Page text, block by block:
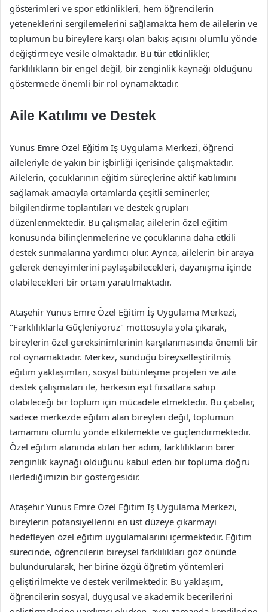
gösterimleri ve spor etkinlikleri, hem öğrencilerin
yeteneklerini sergilemelerini sağlamakta hem de ailelerin ve
toplumun bu bireylere karşı olan bakış açısını olumlu yönde
değiştirmeye vesile olmaktadır. Bu tür etkinlikler,
farklılıkların bir engel değil, bir zenginlik kaynağı olduğunu
göstermede önemli bir rol oynamaktadır.
Aile Katılımı ve Destek
Yunus Emre Özel Eğitim İş Uygulama Merkezi, öğrenci
aileleriyle de yakın bir işbirliği içerisinde çalışmaktadır.
Ailelerin, çocuklarının eğitim süreçlerine aktif katılımını
sağlamak amacıyla ortamlarda çeşitli seminerler,
bilgilendirme toplantıları ve destek grupları
düzenlenmektedir. Bu çalışmalar, ailelerin özel eğitim
konusunda bilinçlenmelerine ve çocuklarına daha etkili
destek sunmalarına yardımcı olur. Ayrıca, ailelerin bir araya
gelerek deneyimlerini paylaşabilecekleri, dayanışma içinde
olabilecekleri bir ortam yaratılmaktadır.
Ataşehir Yunus Emre Özel Eğitim İş Uygulama Merkezi,
"Farklılıklarla Güçleniyoruz" mottosuyla yola çıkarak,
bireylerin özel gereksinimlerinin karşılanmasında önemli bir
rol oynamaktadır. Merkez, sunduğu bireyselleştirilmiş
eğitim yaklaşımları, sosyal bütünleşme projeleri ve aile
destek çalışmaları ile, herkesin eşit fırsatlara sahip
olabileceği bir toplum için mücadele etmektedir. Bu çabalar,
sadece merkezde eğitim alan bireyleri değil, toplumun
tamamını olumlu yönde etkilemekte ve güçlendirmektedir.
Özel eğitim alanında atılan her adım, farklılıkların birer
zenginlik kaynağı olduğunu kabul eden bir topluma doğru
ilerlediğimizin bir göstergesidir.
Ataşehir Yunus Emre Özel Eğitim İş Uygulama Merkezi,
bireylerin potansiyellerini en üst düzeye çıkarmayı
hedefleyen özel eğitim uygulamalarını içermektedir. Eğitim
sürecinde, öğrencilerin bireysel farklılıkları göz önünde
bulundurularak, her birine özgü öğretim yöntemleri
geliştirilmekte ve destek verilmektedir. Bu yaklaşım,
öğrencilerin sosyal, duygusal ve akademik becerilerini